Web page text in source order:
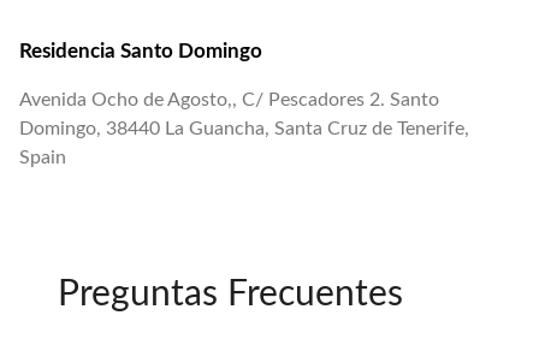
Residencia Santo Domingo
Avenida Ocho de Agosto,, C/ Pescadores 2. Santo
Domingo, 38440 La Guancha, Santa Cruz de Tenerife,
Spain
Preguntas Frecuentes